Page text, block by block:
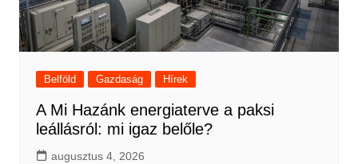
Belföld Gazdaság Hírek
A Mi Hazánk energiaterve a paksi
leállásról: mi igaz belőle?
augusztus 4, 2026